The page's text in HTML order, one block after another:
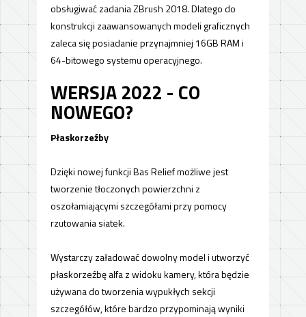
obsługiwać zadania ZBrush 2018. Dlatego do
konstrukcji zaawansowanych modeli graficznych
zaleca się posiadanie przynajmniej 16GB RAM i
64-bitowego systemu operacyjnego.
WERSJA 2022 - CO
NOWEGO?
Płaskorzeźby
Dzięki nowej funkcji Bas Relief możliwe jest
tworzenie tłoczonych powierzchni z
oszołamiającymi szczegółami przy pomocy
rzutowania siatek.
Wystarczy załadować dowolny model i utworzyć
płaskorzeźbę alfa z widoku kamery, która będzie
używana do tworzenia wypukłych sekcji
szczegółów, które bardzo przypominają wyniki